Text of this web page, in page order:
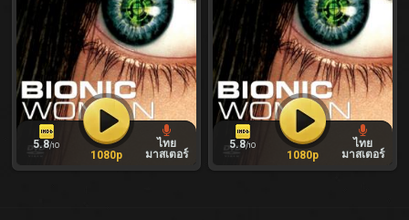
5.8/10
ไทย
มาสเตอร์
1080p
5.8/10
ไทย
มาสเตอร์
1080p